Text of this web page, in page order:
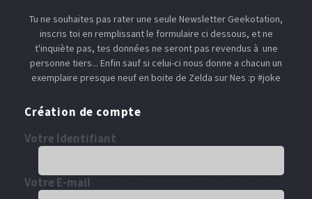
Tu ne souhaites pas rater une seule Newsletter Geekotation,
inscris toi en remplissant le formulaire ci dessous, et ne
t'inquiète pas, tes données ne seront pas revendus à une
personne tiers... Enfin sauf si celui-ci nous donne a chacun un
exemplaire presque neuf en boite de Zelda sur Nes :p #joke
Création de compte
Votre Identifiant
Votre E-mail